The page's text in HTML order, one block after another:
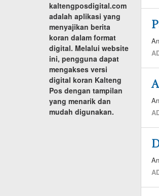
kaltengposdigital.com
adalah aplikasi yang
menyajikan berita
koran dalam format
digital. Melalui website
ini, pengguna dapat
mengakses versi
digital koran Kalteng
Pos dengan tampilan
yang menarik dan
mudah digunakan.